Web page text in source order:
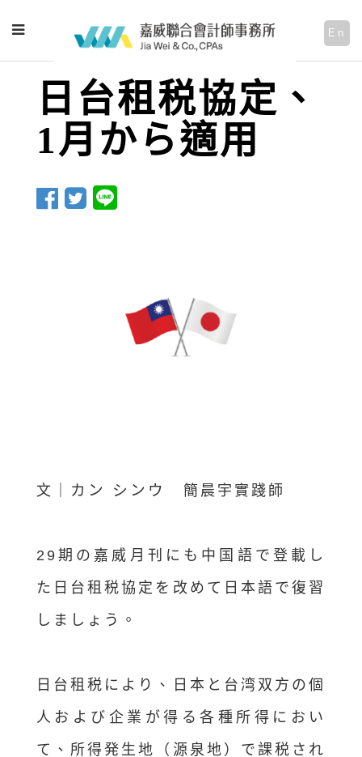
En
日台租税協定、
1月から適用
文｜ カン シンウ 簡晨宇實踐師
29期の嘉威月刊にも中国語で登載し
た日台租税協定を改めて日本語で復習
しましょう。
日台租税により、日本と台湾双方の個
人および企業が得る各種所得におい
て、所得発生地（源泉地）で課税され